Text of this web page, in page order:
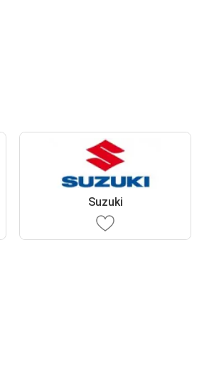
Suzuki